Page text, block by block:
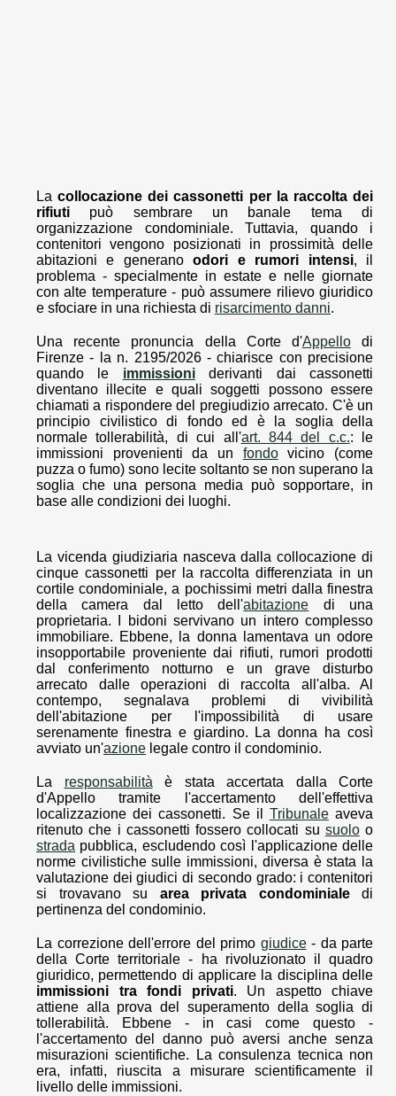
Lacollocazione dei cassonetti per la raccolta dei
rifiuti può sembrare un banale tema di
organizzazione condominiale. Tuttavia, quando i
contenitori vengono posizionati in prossimità delle
abitazioni e generanoodori e rumori intensi, il
problema - specialmente in estate e nelle giornate
con alte temperature - può assumere rilievo giuridico
e sfociare in una richiesta di risarcimento danni.
Una recente pronuncia della Corte d'Appellodi
Firenze - la n. 2195/2026 - chiarisce con precisione
quando le immissioniderivanti dai cassonetti
diventano illecite e quali soggetti possono essere
chiamati a rispondere del pregiudizio arrecato. C'è un
principio civilistico di fondo ed è la soglia della
normale tollerabilità, di cui all'art. 844 del c.c.: le
immissioni provenienti da un fondovicino (come
puzza o fumo) sono lecite soltanto se non superano la
soglia che una persona media può sopportare, in
base alle condizioni dei luoghi.
La vicenda giudiziaria nasceva dalla collocazione di
cinque cassonetti per la raccolta differenziata in un
cortile condominiale, a pochissimi metri dalla finestra
della camera dal letto dell'abitazione di una
proprietaria. I bidoni servivano un intero complesso
immobiliare. Ebbene, la donna lamentava un odore
insopportabile proveniente dai rifiuti, rumori prodotti
dal conferimento notturno e un grave disturbo
arrecato dalle operazioni di raccolta all'alba. Al
contempo, segnalava problemi di vivibilità
dell'abitazione per l'impossibilità di usare
serenamente finestra e giardino. La donna ha così
avviato un'azione legale contro il condominio.
La responsabilità è stata accertata dalla Corte
d'Appello tramite l'accertamento dell'effettiva
localizzazione dei cassonetti. Se il Tribunaleaveva
ritenuto che i cassonetti fossero collocati su suoloo
strada pubblica, escludendo così l'applicazione delle
norme civilistiche sulle immissioni, diversa è stata la
valutazione dei giudici di secondo grado: i contenitori
si trovavano su area privata condominialedi
pertinenza del condominio.
La correzione dell'errore del primo giudice- da parte
della Corte territoriale - ha rivoluzionato il quadro
giuridico, permettendo di applicare la disciplina delle
immissioni tra fondi privati. Un aspetto chiave
attiene alla prova del superamento della soglia di
tollerabilità. Ebbene - in casi come questo -
l'accertamento del danno può aversi anche senza
misurazioni scientifiche. La consulenza tecnica non
era, infatti, riuscita a misurare scientificamente il
livello delle immissioni.